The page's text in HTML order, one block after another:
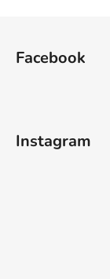
Facebook
Instagram